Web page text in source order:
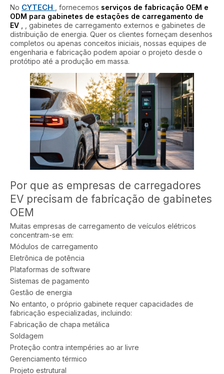
No CYTECH , fornecemos serviços de fabricação OEM e
ODM para gabinetes de estações de carregamento de
EV
, gabinetes de carregamento externos e gabinetes de
distribuição de energia. Quer os clientes forneçam desenhos
completos ou apenas conceitos iniciais, nossas equipes de
engenharia e fabricação podem apoiar o projeto desde o
protótipo até a produção em massa.
Por que as empresas de carregadores
EV precisam de fabricação de gabinetes
OEM
Muitas empresas de carregamento de veículos elétricos
concentram-se em:
Módulos de carregamento
Eletrônica de potência
Plataformas de software
Sistemas de pagamento
Gestão de energia
No entanto, o próprio gabinete requer capacidades de
fabricação especializadas, incluindo:
Fabricação de chapa metálica
Soldagem
Proteção contra intempéries ao ar livre
Gerenciamento térmico
Projeto estrutural